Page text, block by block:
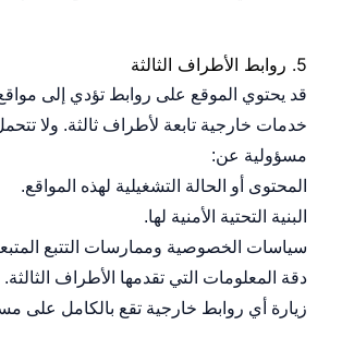
5. روابط الأطراف الثالثة
قد يحتوي الموقع على روابط تؤدي إلى
مسؤولية عن:
المحتوى أو الحالة التشغيلية لهذه المواقع.
البنية التحتية الأمنية لها.
سياسات الخصوصية وممارسات التتبع
دقة المعلومات التي تقدمها الأطراف الثالثة.
زيارة أي روابط خارجية تقع بالكامل على